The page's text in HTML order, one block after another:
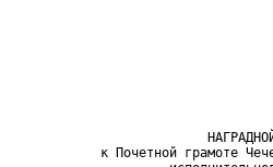
к Почетной грамоте